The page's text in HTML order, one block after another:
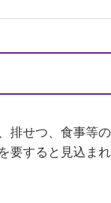
排せつ、食事等
要すると見込ま